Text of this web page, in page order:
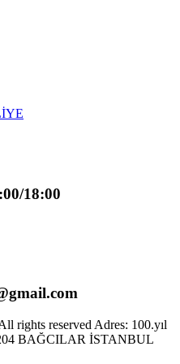
18:00
rights reserved Adres: 100.yıl
BAĞCILAR İSTANBUL